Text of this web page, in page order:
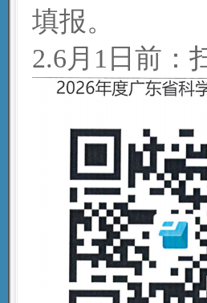
填报。
2.6月1日前：